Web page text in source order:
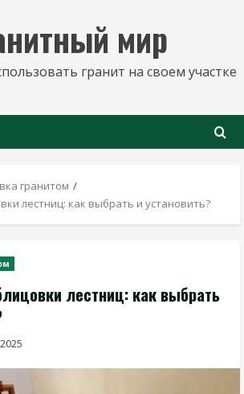
мир
гранит на своем участке
гранитом
лестниц: как выбрать и установить?
лестниц: как выбрать